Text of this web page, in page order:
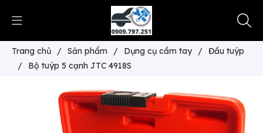
Trang chủ / Sản phẩm / Dụng cụ cầm tay / Đầu tuýp
/
Bộ tuýp 5 cạnh JTC 4918S